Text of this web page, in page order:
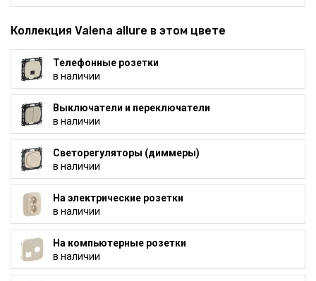
Коллекция Valena allure в этом цвете
Телефонные розетки
в наличии
Выключатели и переключатели
в наличии
Светорегуляторы (диммеры)
в наличии
На электрические розетки
в наличии
На компьютерные розетки
в наличии